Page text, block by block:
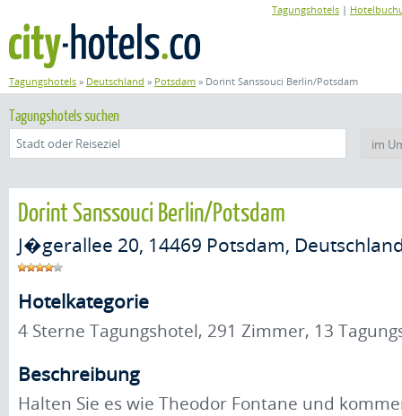
Tagungshotels » Deutschland » Potsdam » Dorint Sanssouci Berlin/Potsdam
Tagungshotels |
Tagungshotels suchen
Dorint Sanssouci Berlin/Potsdam
J�gerallee 20, 14469 Potsdam,
Hotelkategorie
4 Sterne Tagungshotel, 291 Zimmer, 13
Beschreibung
Halten Sie es wie Theodor Fontane und